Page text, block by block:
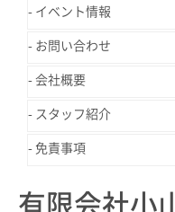
イベント情報
お問い合わせ
会社概要
スタッフ紹介
免責事項
有限会社小